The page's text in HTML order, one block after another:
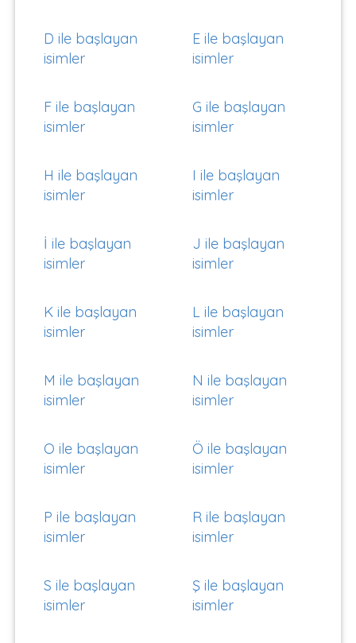
D ile başlayan
isimler
E ile başlayan
isimler
F ile başlayan
isimler
G ile başlayan
isimler
H ile başlayan
isimler
I ile başlayan
isimler
İ ile başlayan
isimler
J ile başlayan
isimler
K ile başlayan
isimler
L ile başlayan
isimler
M ile başlayan
isimler
N ile başlayan
isimler
O ile başlayan
isimler
Ö ile başlayan
isimler
P ile başlayan
isimler
R ile başlayan
isimler
S ile başlayan
isimler
Ş ile başlayan
isimler